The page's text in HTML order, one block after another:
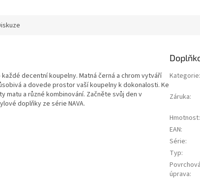
decentní koupelny. Matná černá a chrom vytváří
a dovede prostor vaší koupelny k dokonalosti. Ke
matu a různé kombinování. Začněte svůj den v
doplňky ze série NAVA.
Kategorie:
Záruka:
Hmotnost:
EAN:
Série:
Typ:
Povrchová
úprava: